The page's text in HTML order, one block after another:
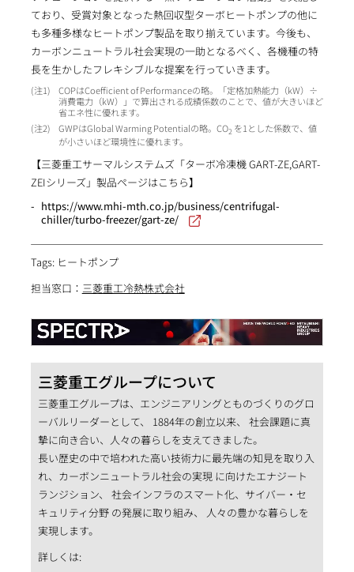
ており、受賞対象となった熱回収型ターボヒートポンプの他に
も多種多様なヒートポンプ製品を取り揃えています。今後も、
カーボンニュートラル社会実現の一助となるべく、各機種の特
長を生かしたフレキシブルな提案を行っていきます。
1
COPはCoefficient of Performanceの略。「定格加熱能力（kW）÷
消費電力（kW）」で算出される成績係数のことで、値が大きいほど
省エネ性に優れます。
2
GWPはGlobal Warming Potentialの略。CO2 を1とした係数で、値
が小さいほど環境性に優れます。
【三菱重工サーマルシステムズ「ターボ冷凍機 GART-ZE,GART-
ZEIシリーズ」製品ページはこちら】
https://www.mhi-mth.co.jp/business/centrifugal-
chiller/turbo-freezer/gart-ze/
Tags: ヒートポンプ
担当窓口： 三菱重工冷熱株式会社
三菱重工グループについて
三菱重工グループは、エンジニアリングとものづくりのグロ
ーバルリーダーとして、 1884年の創立以来、 社会課題に真
摯に向き合い、人々の暮らしを支えてきました。
長い歴史の中で培われた高い技術力に最先端の知見を取り入
れ、カーボンニュートラル社会の実現 に向けたエナジート
ランジション、 社会インフラのスマート化、サイバー・セ
キュリティ分野 の発展に取り組み、 人々の豊かな暮らしを
実現します。
詳しくは: